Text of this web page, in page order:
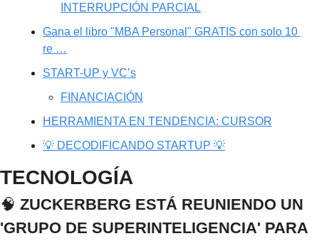
INTERRUPCIÓN PARCIAL
Gana el libro "MBA Personal" GRATIS con solo 10
re …
START-UP y VC’s
FINANCIACIÓN
HERRAMIENTA EN TENDENCIA: CURSOR
💡 DECODIFICANDO STARTUP 💡
TECNOLOGÍA
🧠 ZUCKERBERG ESTÁ REUNIENDO UN
'GRUPO DE SUPERINTELIGENCIA' PARA